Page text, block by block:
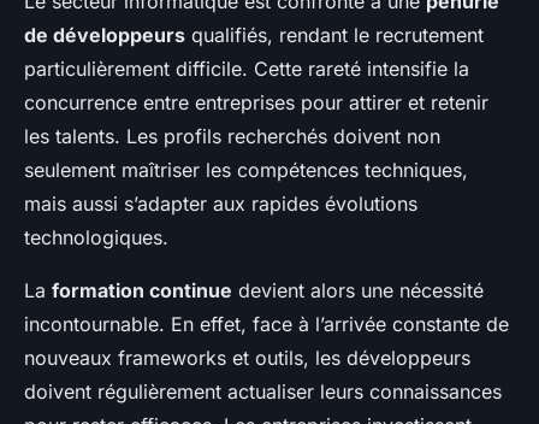
de développeurs qualifiés, rendant le recrutement
particulièrement difficile. Cette rareté intensifie la
concurrence entre entreprises pour attirer et retenir
les talents. Les profils recherchés doivent non
seulement maîtriser les compétences techniques,
mais aussi s’adapter aux rapides évolutions
technologiques.
La formation continue devient alors une nécessité
incontournable. En effet, face à l’arrivée constante de
nouveaux frameworks et outils, les développeurs
doivent régulièrement actualiser leurs connaissances